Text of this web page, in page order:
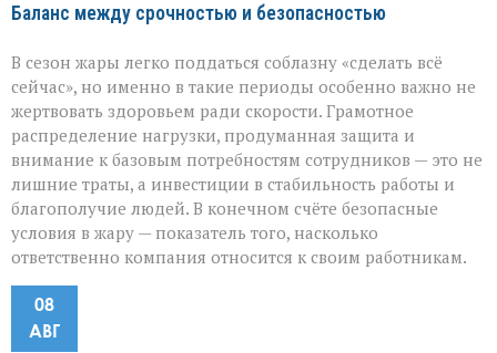
Баланс между срочностью и безопасностью
В сезон жары легко поддаться соблазну «сделать всё
сейчас», но именно в такие периоды особенно важно не
жертвовать здоровьем ради скорости. Грамотное
распределение нагрузки, продуманная защита и
внимание к базовым потребностям сотрудников — это не
лишние траты, а инвестиции в стабильность работы и
благополучие людей. В конечном счёте безопасные
условия в жару — показатель того, насколько
ответственно компания относится к своим работникам.
08
АВГ